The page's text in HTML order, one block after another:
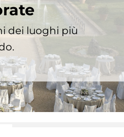
dei luoghi più